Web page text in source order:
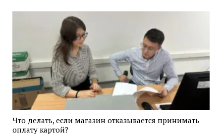
Что делать, если магазин отказывается принимать
оплату картой?